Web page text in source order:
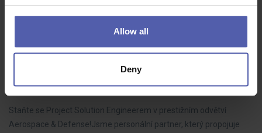
Allow all
Deny
Project Solution Engineer pro oblast Aerospace &
O.K. solution Olomoucký kraj Dohodou
Staňte se Project Solution Engineerem v prestižním odvětví
Aerospace & Defense!Jsme personální partner, který propojuje